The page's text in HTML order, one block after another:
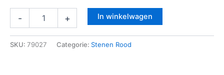
- + In winkelwagen
SKU: 79027 Categorie: Stenen Rood